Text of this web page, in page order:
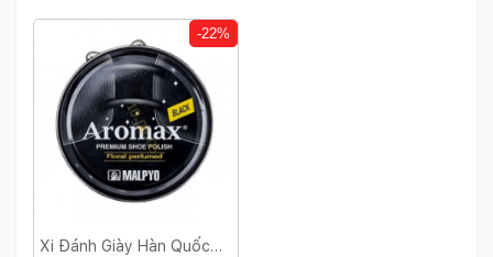
-22%
Xi Đánh Giày Hàn Quốc